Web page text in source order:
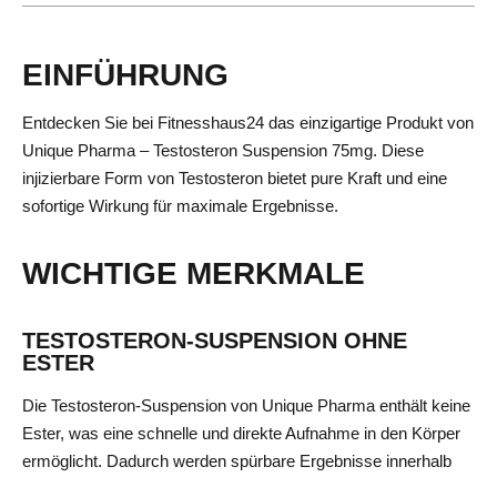
EINFÜHRUNG
Entdecken Sie bei Fitnesshaus24 das einzigartige Produkt von
Unique Pharma – Testosteron Suspension 75mg. Diese
injizierbare Form von Testosteron bietet pure Kraft und eine
sofortige Wirkung für maximale Ergebnisse.
WICHTIGE MERKMALE
TESTOSTERON-SUSPENSION OHNE
ESTER
Die Testosteron-Suspension von Unique Pharma enthält keine
Ester, was eine schnelle und direkte Aufnahme in den Körper
ermöglicht. Dadurch werden spürbare Ergebnisse innerhalb